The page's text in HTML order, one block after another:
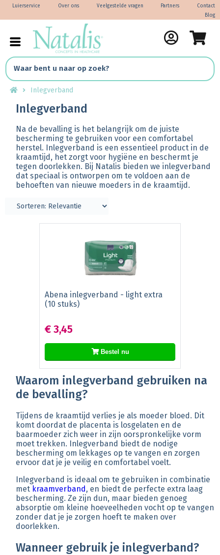
Contact
Partners
Veelgestelde vragen
Over ons
Luierservice
Blog
Inlegverband
Inlegverband
Na de bevalling is het belangrijk om de juiste
bescherming te gebruiken voor een comfortabel
herstel. Inlegverband is een essentieel product in de
kraamtijd, het zorgt voor hygiëne en beschermt je
tegen doorlekken. Bij Natalis bieden we inlegverband
dat speciaal is ontworpen om te voldoen aan de
behoeften van nieuwe moeders in de kraamtijd.
Abena inlegverband - light extra
(10 stuks)
€ 3,45
Bestel nu
Waarom inlegverband gebruiken na
de bevalling?
Tijdens de kraamtijd verlies je als moeder bloed. Dit
komt doordat de placenta is losgelaten en de
baarmoeder zich weer in zijn oorspronkelijke vorm
moet trekken. Inlegverband biedt de nodige
bescherming om lekkages op te vangen en zorgen
ervoor dat je je veilig en comfortabel voelt.
Inlegverband is ideaal om te gebruiken in combinatie
met kraamverband, en biedt de perfecte extra laag
bescherming. Ze zijn dun, maar bieden genoeg
absorptie om kleine hoeveelheden vocht op te vangen
zonder dat je je zorgen hoeft te maken over
doorlekken.
Wanneer gebruik je inlegverband?